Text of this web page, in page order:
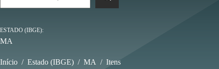
ESTADO (IBGE)
MA
Início / Estado (IBGE) / MA / Itens